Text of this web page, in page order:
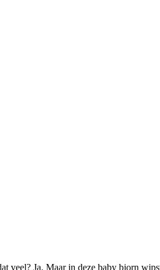
Ja. Maar in deze baby bjorn